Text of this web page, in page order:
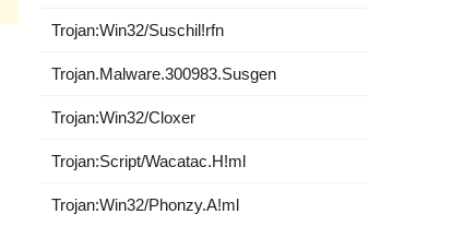
Trojan:Win32/Suschil!rfn
Trojan.Malware.300983.Susgen
Trojan:Win32/Cloxer
Trojan:Script/Wacatac.H!ml
Trojan:Win32/Phonzy.A!ml